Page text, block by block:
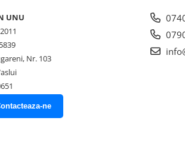
UNU
Nr. 103
ne